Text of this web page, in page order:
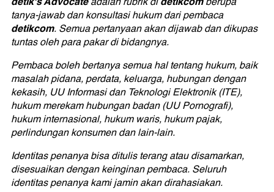
tanya-jawab dan konsultasi hukum dari pembaca
detikcom. Semua pertanyaan akan dijawab dan dikupas
tuntas oleh para pakar di bidangnya.
Pembaca boleh bertanya semua hal tentang hukum, baik
masalah pidana, perdata, keluarga, hubungan dengan
kekasih, UU Informasi dan Teknologi Elektronik (ITE),
hukum merekam hubungan badan (UU Pornografi),
hukum internasional, hukum waris, hukum pajak,
perlindungan konsumen dan lain-lain.
Identitas penanya bisa ditulis terang atau disamarkan,
disesuaikan dengan keinginan pembaca. Seluruh
identitas penanya kami jamin akan dirahasiakan.